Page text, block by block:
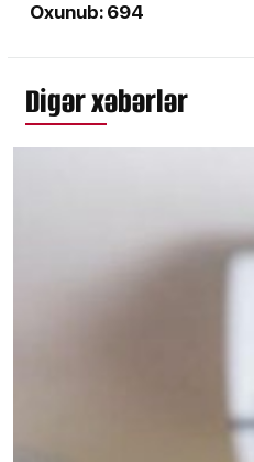
Oxunub: 694
Digər xəbərlər